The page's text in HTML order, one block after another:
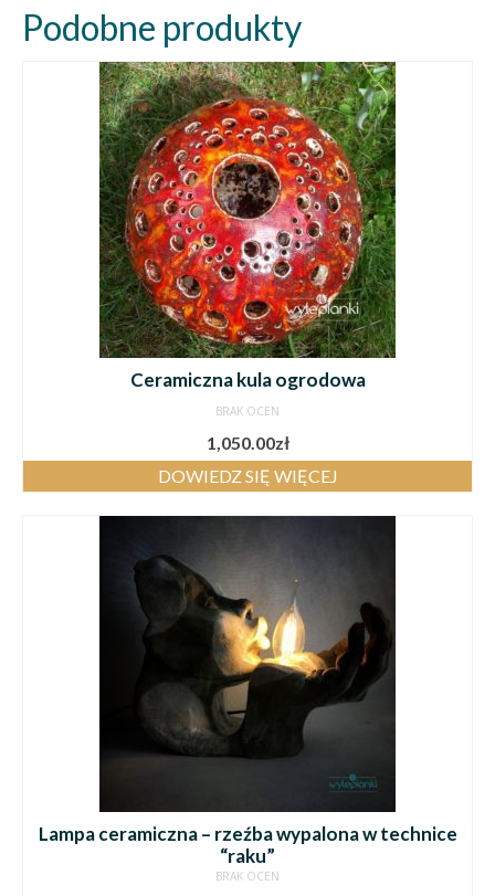
Podobne produkty
Ceramiczna kula ogrodowa
BRAK OCEN
1,050.00zł
DOWIEDZ SIĘ WIĘCEJ
Lampa ceramiczna – rzeźba wypalona w technice
“raku”
BRAK OCEN